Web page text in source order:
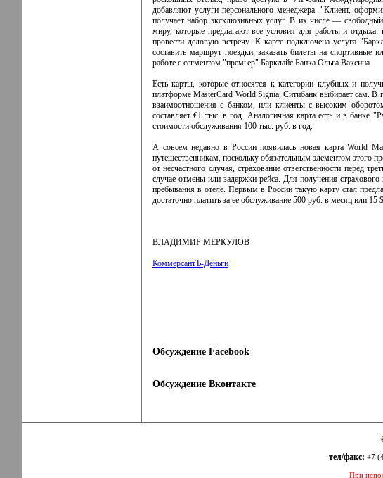
добавляют услуги персонального менеджера. "Клиент,
получает набор эксклюзивных услуг. В их числе —
миру, которые предлагают все условия для работы и
провести деловую встречу. К карте подключена услуга
составить маршрут поездки, заказать билеты на спортивные
работе с сегментом "премьер" Барклайс Банка Ольга Ваксина.
Есть карты, которые относятся к категории клубных и
платформе MasterCard World Signia, Ситибанк выбирает сам. В
взаимоотношения с банком, или клиенты с высоким
составляет €1 тыс. в год. Аналогичная карта есть и в
стоимости обслуживания 100 тыс. руб. в год.
А совсем недавно в России появилась новая карта World
путешественникам, поскольку обязательным элементом этого
от несчастного случая, страхование ответственности перед
случае отмены или задержки рейса. Для получения
пребывания в отеле. Первым в России такую карту стал
достаточно платить за ее обслуживание 500 руб. в месяц или
ВЛАДИМИР МЕРКУЛОВ
КоммерсантЪ-Деньги
Обсуждение Facebook
Обсуждение Вконтакте
тел/факс: +7
При